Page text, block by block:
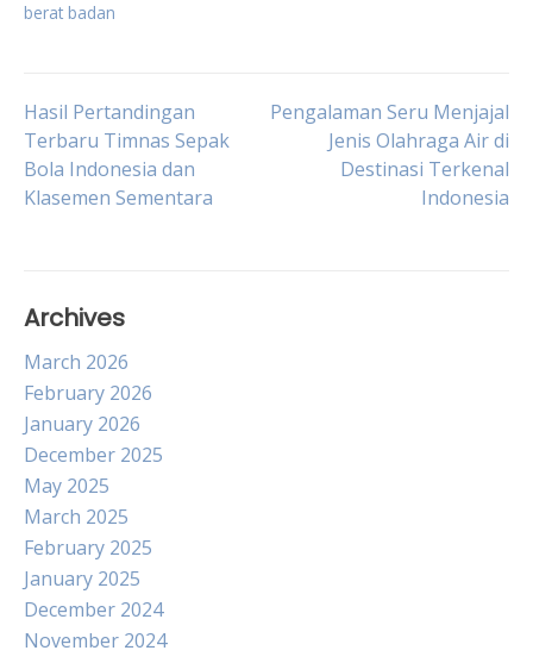
berat badan
Post
navigation
Hasil Pertandingan
Terbaru Timnas Sepak
Bola Indonesia dan
Klasemen Sementara
Pengalaman Seru Menjajal
Jenis Olahraga Air di
Destinasi Terkenal
Indonesia
Archives
March 2026
February 2026
January 2026
December 2025
May 2025
March 2025
February 2025
January 2025
December 2024
November 2024